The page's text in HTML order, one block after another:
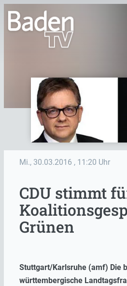
Mi., 30.03.2016 , 11:20 Uhr
CDU stimmt
Grünen
Stuttgart/Karlsruhe (amf) Die
württembergische